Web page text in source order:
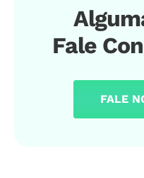
Fale
FALE